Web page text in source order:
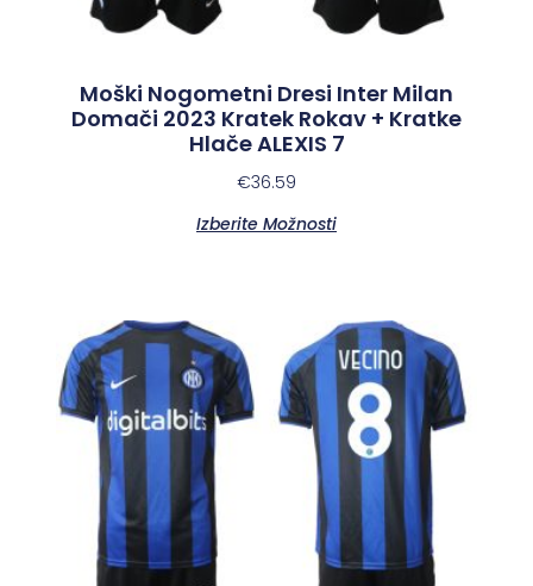
Moški Nogometni Dresi Inter Milan
Domači 2023 Kratek Rokav + Kratke
Hlače ALEXIS 7
€36.59
Izberite Možnosti